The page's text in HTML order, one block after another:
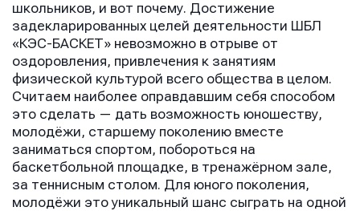
школьников, и вот почему. Достижение
задекларированных целей деятельности ШБЛ
«КЭС-БАСКЕТ» невозможно в отрыве от
оздоровления, привлечения к занятиям
физической культурой всего общества в целом.
Считаем наиболее оправдавшим себя способом
это сделать — дать возможность юношеству,
молодёжи, старшему поколению вместе
заниматься спортом, побороться на
баскетбольной площадке, в тренажёрном зале,
за теннисным столом. Для юного поколения,
молодёжи это уникальный шанс сыграть на одной